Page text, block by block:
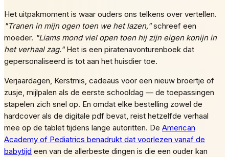
Het uitpakmoment is waar ouders ons telkens over vertellen.
"Tranen in mijn ogen toen we het lazen,"schreef een
moeder. "Liams mond viel open toen hij zijn eigen konijn in
het verhaal zag."Het is een piratenavonturenboek dat
gepersonaliseerd is tot aan het huisdier toe.
Verjaardagen, Kerstmis, cadeaus voor een nieuw broertje of
zusje, mijlpalen als de eerste schooldag — de toepassingen
stapelen zich snel op. En omdat elke bestelling zowel de
hardcover als de digitale pdf bevat, reist hetzelfde verhaal
mee op de tablet tijdens lange autoritten. De American
Academy of Pediatrics benadrukt dat voorlezen vanaf de
babytijd een van de allerbeste dingen is die een ouder kan